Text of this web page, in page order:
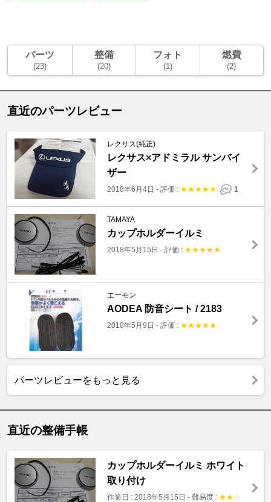
パーツ
(23)
整備
(20)
フォト
(1)
燃費
(2)
直近のパーツレビュー
レクサス(純正)
レクサス×アドミラル サンバイ
ザー
2018年6月4日 - 評価 : ★★★★★ 1
TAMAYA
カップホルダーイルミ
2018年5月15日 - 評価 : ★★★★★
エーモン
AODEA 防音シート / 2183
2018年5月9日 - 評価 : ★★★★★
パーツレビューをもっと見る
直近の整備手帳
カップホルダーイルミ ホワイト
取り付け
作業日 : 2018年5月15日 - 難易度 : ★★ ☆